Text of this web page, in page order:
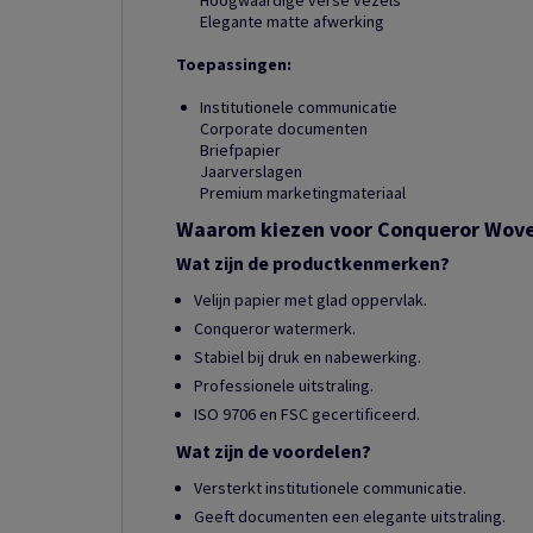
Elegante matte afwerking
Toepassingen:
Institutionele communicatie
Corporate documenten
Briefpapier
Jaarverslagen
Premium marketingmateriaal
Waarom kiezen voor Conqueror
Wat zijn de productkenmerken?
Velijn papier met glad oppervlak.
Conqueror watermerk.
Stabiel bij druk en nabewerking.
Professionele uitstraling.
ISO 9706 en FSC gecertificeerd.
Wat zijn de voordelen?
Versterkt institutionele communicatie.
Geeft documenten een elegante uitstraling.